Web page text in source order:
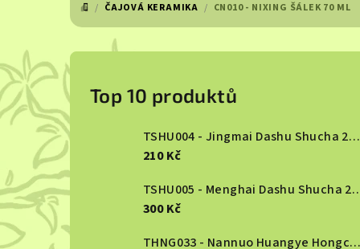
DOMŮ
/ ČAJOVÁ KERAMIKA / CN010 - NIXING ŠÁLEK 70 ML
P
o
s
r
a
Top 10 produktů
TSHU004 - Jingmai Dashu Shucha 2013
210 Kč
TSHU005 -
300 Kč
THNG033 - Nannuo Huangye Hongcha 2024